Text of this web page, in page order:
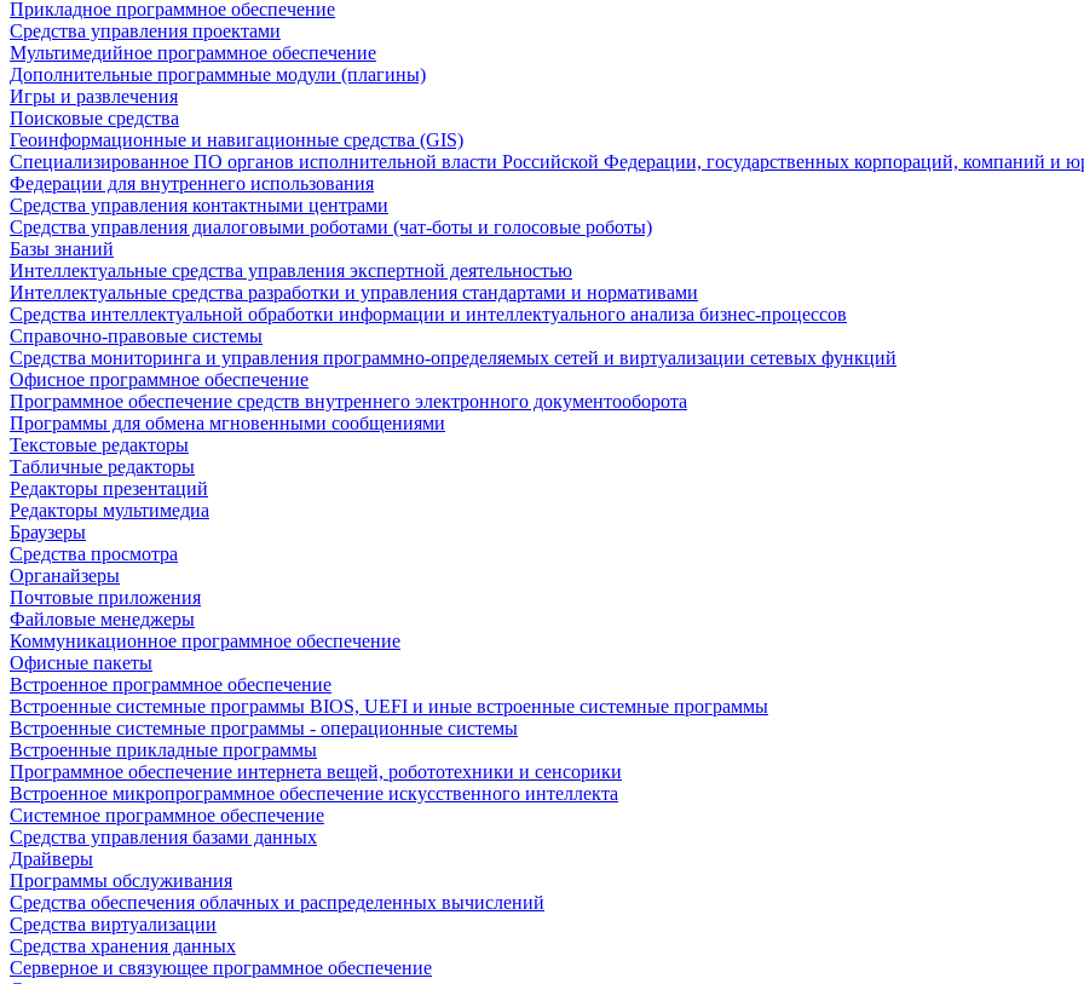
Прикладное программное обеспечение
Средства управления проектами
Мультимедийное программное обеспечение
Дополнительные программные модули (плагины)
Игры и развлечения
Поисковые средства
Геоинформационные и навигационные средства (GIS)
Специализированное ПО органов исполнительной власти Российской Федерации, государственных корпораций, компаний и
Федерации для внутреннего использования
Средства управления контактными центрами
Средства управления диалоговыми роботами (чат-боты и голосовые роботы)
Базы знаний
Интеллектуальные средства управления экспертной деятельностью
Интеллектуальные средства разработки и управления стандартами и нормативами
Средства интеллектуальной обработки информации и интеллектуального анализа бизнес-процессов
Справочно-правовые системы
Средства мониторинга и управления программно-определяемых сетей и виртуализации сетевых функций
Офисное программное обеспечение
Программное обеспечение средств внутреннего электронного документооборота
Программы для обмена мгновенными сообщениями
Текстовые редакторы
Табличные редакторы
Редакторы презентаций
Редакторы мультимедиа
Браузеры
Средства просмотра
Органайзеры
Почтовые приложения
Файловые менеджеры
Коммуникационное программное обеспечение
Офисные пакеты
Встроенное программное обеспечение
Встроенные системные программы BIOS, UEFI и иные встроенные системные программы
Встроенные системные программы - операционные системы
Встроенные прикладные программы
Программное обеспечение интернета вещей, робототехники и сенсорики
Встроенное микропрограммное обеспечение искусственного интеллекта
Системное программное обеспечение
Средства управления базами данных
Драйверы
Программы обслуживания
Средства обеспечения облачных и распределенных вычислений
Средства виртуализации
Средства хранения данных
Серверное и связующее программное обеспечение